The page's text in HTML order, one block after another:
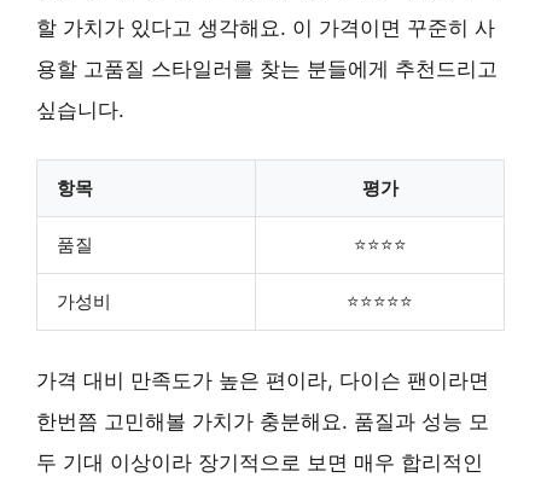
할 가치가 있다고 생각해요. 이 가격이면 꾸준히 사
용할 고품질 스타일러를 찾는 분들에게 추천드리고
싶습니다.
항목 평가
품질 ⭐⭐⭐⭐
가성비 ⭐⭐⭐⭐⭐
가격 대비 만족도가 높은 편이라, 다이슨 팬이라면
한번쯤 고민해볼 가치가 충분해요. 품질과 성능 모
두 기대 이상이라 장기적으로 보면 매우 합리적인